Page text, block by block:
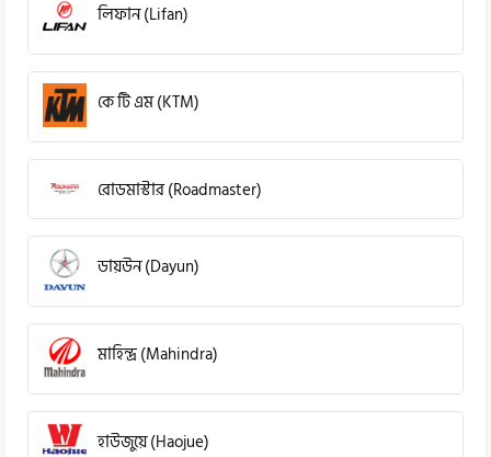
লিফান (Lifan)
কে টি এম (KTM)
রোডমাস্টার (Roadmaster)
ডায়উন (Dayun)
মাহিন্দ্র (Mahindra)
হাউজুয়ে (Haojue)